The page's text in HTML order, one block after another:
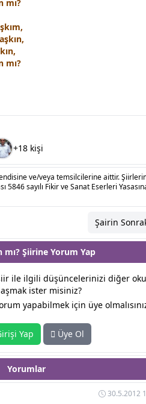
mı?
ım,
aşkın,
ın,
mı?
+18 kişi
ve/veya temsilcilerine aittir.
5846 sayılı Fikir ve Sanat Eserleri
Şairin
mı? Şiirine Yorum Yap
ile ilgili düşüncelerinizi diğer
ister misiniz?
yapabilmek için üye
Yap Üye Ol
Yorumlar
30.5.2012